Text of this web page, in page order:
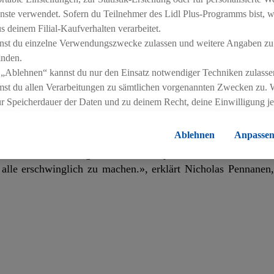
Bedarfs im Bio-Segment betroffen wie Milch, Brot,
Vollmilch,Bio Haferdrink,Bio-Holzofenbrot dunkel
im Durchschnitt neun Prozent dauerhaft günstiger an.
Bio-Produzenten, sondern wird von Lidl Schweiz selbst
in den vergangenen Jahren stets gestiegen. Dies
zum Vor-Pandemie-Jahr 2019 wuchs der Umsatz mit
über diesen enormen Zuwachs teilt der Smart
Geschäftsverlaufs wollen wir etwas vom Erfolg an
Bio-Preissenkung durch, die wir je in der Geschichte
erschwinglich zu machen.», erklärt Nicholas
verwendet. Sofern du Teilnehmer des Lidl Plus-Programms bist,
deinem Filial-Kaufverhalten verarbeitet.
du einzelne Verwendungszwecke zulassen und weitere Angaben
kannst du nur den Einsatz notwendiger Techniken
du allen Verarbeitungen zu sämtlichen vorgenannten Zwecken zu.
Speicherdauer der Daten und zu deinem Recht, deine Einwilligung
Ablehnen
Anpassen